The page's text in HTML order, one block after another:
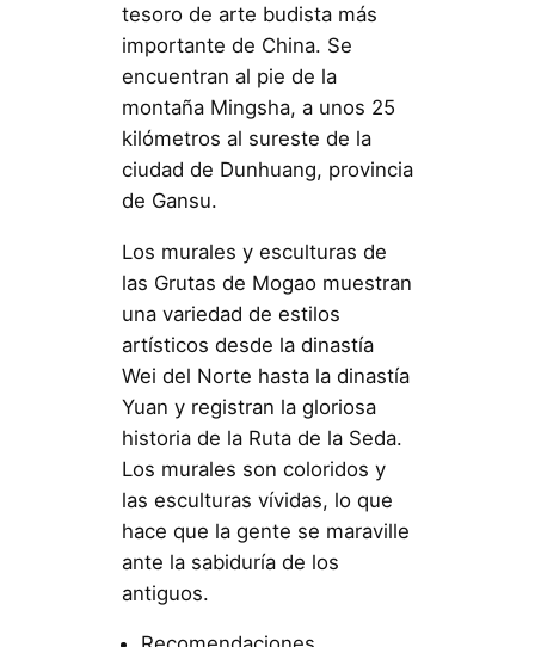
tesoro de arte budista más
importante de China. Se
encuentran al pie de la
montaña Mingsha, a unos 25
kilómetros al sureste de la
ciudad de Dunhuang, provincia
de Gansu.
Los murales y esculturas de
las Grutas de Mogao muestran
una variedad de estilos
artísticos desde la dinastía
Wei del Norte hasta la dinastía
Yuan y registran la gloriosa
historia de la Ruta de la Seda.
Los murales son coloridos y
las esculturas vívidas, lo que
hace que la gente se maraville
ante la sabiduría de los
antiguos.